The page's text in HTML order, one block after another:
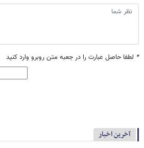
* لطفا حاصل عبارت را در جعبه متن روبرو وارد کنید
آخرین اخبار